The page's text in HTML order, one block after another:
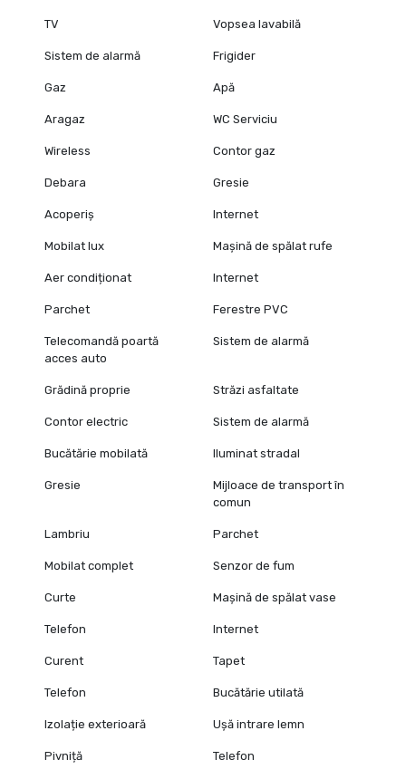
TV Vopsea lavabilă
Sistem de alarmă Frigider
Gaz Apă
Aragaz WC Serviciu
Wireless Contor gaz
Debara Gresie
Acoperiș Internet
Mobilat lux Mașină de spălat rufe
Aer condiționat Internet
Parchet Ferestre PVC
Telecomandă poartă
acces auto
Sistem de alarmă
Grădină proprie Străzi asfaltate
Contor electric Sistem de alarmă
Bucătărie mobilată Iluminat stradal
Gresie
Mijloace de transport în
comun
Lambriu Parchet
Mobilat complet Senzor de fum
Curte Mașină de spălat vase
Telefon Internet
Curent Tapet
Telefon Bucătărie utilată
Izolație exterioară Ușă intrare lemn
Pivniță Telefon